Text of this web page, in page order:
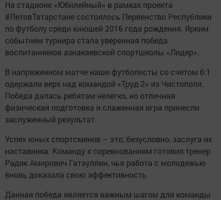
На стадионе «Юбилейный» в рамках проекта
#ЛетовТатарстане состоялось Первенство Республики
по футболу среди юношей 2016 года рождения. Ярким
событием турнира стала уверенная победа
воспитанников азнакаевской спортшколы «Лидер».
В напряженном матче наши футболисты со счетом 6:1
одержали верх над командой «Труд-2» из Чистополя.
Победа далась ребятам нелегко, но отличная
физическая подготовка и слаженная игра принесли
заслуженный результат.
Успех юных спортсменов – это, безусловно, заслуга их
наставника. Команду к соревнованиям готовил тренер
Радик Амирович Гатауллин, чья работа с молодежью
вновь доказала свою эффективность.
Данная победа является важным шагом для команды